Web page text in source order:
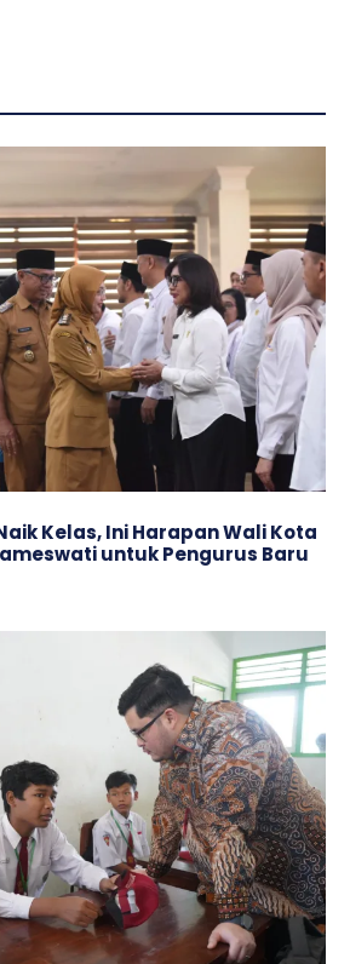
Kelas, Ini Harapan Wali Kota
untuk Pengurus Baru